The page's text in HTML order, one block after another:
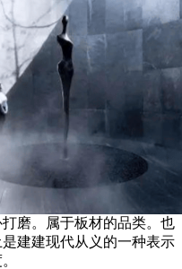
磨。属于板材的品类。也
建建现代从义的一种表示